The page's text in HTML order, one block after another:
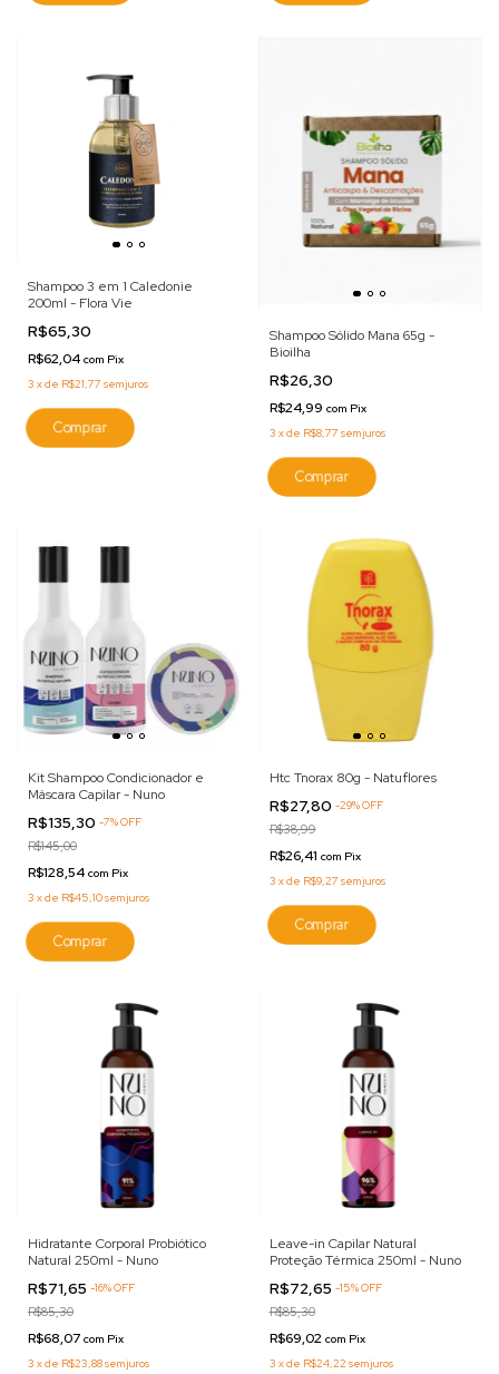
Shampoo 3 em 1 Caledonie
200ml - Flora Vie
R$65,30
R$62,04 com Pix
3 xde R$21,77 sem juros
Shampoo Sólido Mana 65g -
Bioilha
R$26,30
R$24,99 com Pix
3 xde R$8,77 sem juros
Kit Shampoo Condicionador e
Máscara Capilar - Nuno
R$135,30 -7%OFF
R$145,00
R$128,54 com Pix
3 xde R$45,10sem juros
Htc Tnorax 80g - Natuflores
R$27,80 -29%OFF
R$38,99
R$26,41 com Pix
3 xde R$9,27 sem juros
Hidratante Corporal Probiótico
Natural 250ml - Nuno
R$71,65 -16%OFF
R$85,30
R$68,07 com Pix
3 xde R$23,88sem juros
Leave-in Capilar Natural
Proteção Térmica 250ml - Nuno
R$72,65 -15%OFF
R$85,30
R$69,02 com Pix
3 xde R$24,22 sem juros